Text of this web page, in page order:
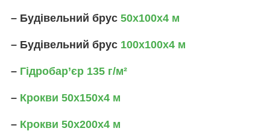
– Будівельний брус 50х100х4 м
– Будівельний брус 100х100х4 м
– Гідробар’єр 135 г/м²
– Крокви 50х150х4 м
– Крокви 50х200х4 м